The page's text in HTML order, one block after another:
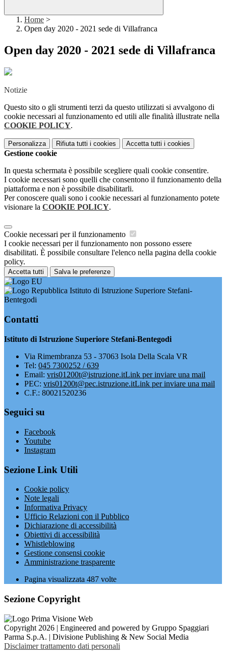
Home >
Open day 2020 - 2021 sede di Villafranca
Open day 2020 - 2021 sede di Villafranca
Notizie
Questo sito o gli strumenti terzi da questo utilizzati si avvalgono di
cookie necessari al funzionamento ed utili alle finalità illustrate nella
COOKIE POLICY.
Personalizza Rifiuta tutti i cookies Accetta tutti i cookies
Gestione cookie
In questa schermata è possibile scegliere quali cookie consentire.
I cookie necessari sono quelli che consentono il funzionamento della
piattaforma e non è possibile disabilitarli.
Per conoscere quali sono i cookie necessari al funzionamento potete
visionare la COOKIE POLICY.
Cookie necessari per il funzionamento
I cookie necessari per il funzionamento non possono essere
disabilitati. È possibile consultare l'elenco nella pagina della cookie
policy.
Accetta tutti Salva le preferenze
Istituto di Istruzione Superiore Stefani-
Bentegodi
Contatti
Istituto di Istruzione Superiore Stefani-Bentegodi
Via Rimembranza 53 - 37063 Isola Della Scala VR
Tel: 045 7300252 / 639
Email: vris01200t@istruzione.itLink per inviare una mail
PEC: vris01200t@pec.istruzione.itLink per inviare una mail
C.F.: 80021520236
Seguici su
Facebook
Youtube
Instagram
Sezione Link Utili
Cookie policy
Note legali
Informativa Privacy
Ufficio Relazioni con il Pubblico
Dichiarazione di accessibilità
Obiettivi di accessibilità
Whistleblowing
Gestione consensi cookie
Amministrazione trasparente
Pagina visualizzata 487 volte
Sezione Copyright
Copyright 2026 | Engineered and powered by Gruppo Spaggiari
Parma S.p.A. | Divisione Publishing & New Social Media
Disclaimer trattamento dati personali